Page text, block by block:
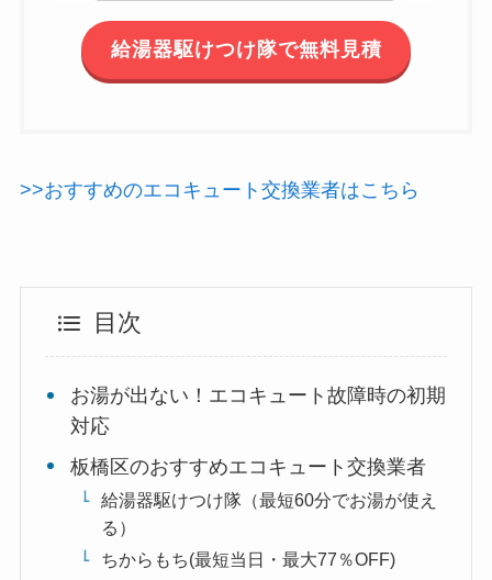
給湯器駆けつけ隊で無料見積
>>おすすめのエコキュート交換業者はこちら
目次
お湯が出ない！エコキュート故障時の初期
対応
板橋区のおすすめエコキュート交換業者
給湯器駆けつけ隊（最短60分でお湯が使え
る）
ちからもち(最短当日・最大77％OFF)